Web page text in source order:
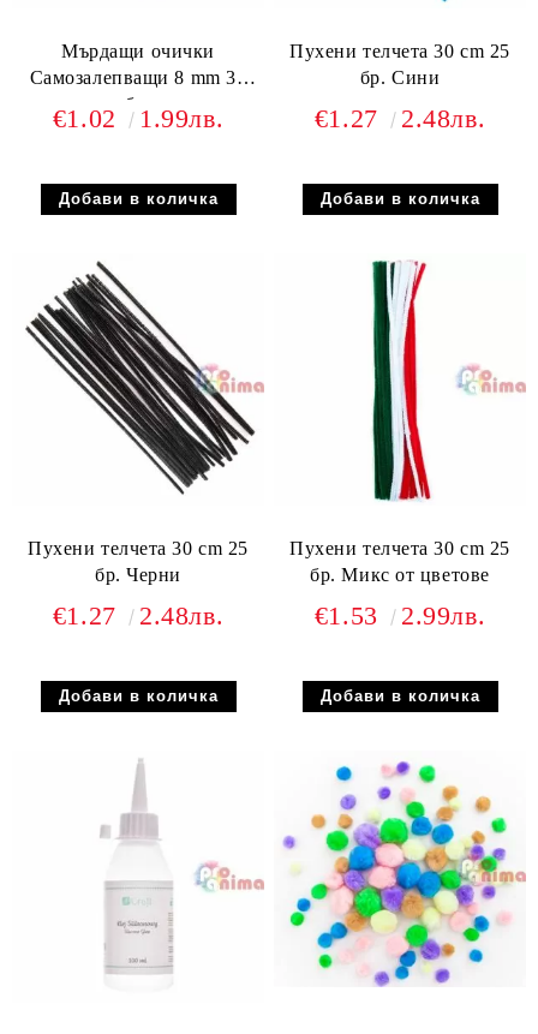
Мърдащи очички
Самозалепващи 8 mm 36
бр.
€1.02 1.99лв.
Пухени телчета 30 cm 25
бр. Сини
€1.27 2.48лв.
Пухени телчета 30 cm 25
бр. Черни
€1.27 2.48лв.
Пухени телчета 30 cm 25
бр. Микс от цветове
€1.53 2.99лв.